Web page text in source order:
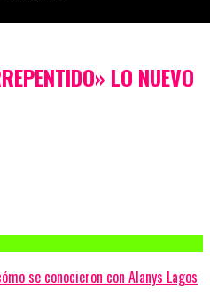
LO NUEVO
se conocieron con Alanys Lagos